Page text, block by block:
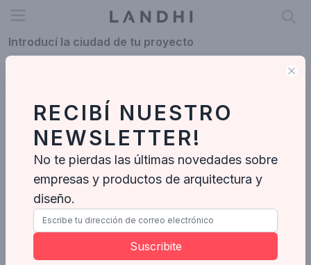
Open menu
Introducí la ciudad de tu proyecto
Descubri los mejores empresa de construcción de Argentina.
Explora proyectos reales, compara estilos y encontra al
Empresa de construcción
Empresa de construcción
Cristalcenter
RECIBÍ NUESTRO
NEWSLETTER!
No te pierdas las últimas novedades sobre
empresas y productos de arquitectura y
diseño.
Suscribite